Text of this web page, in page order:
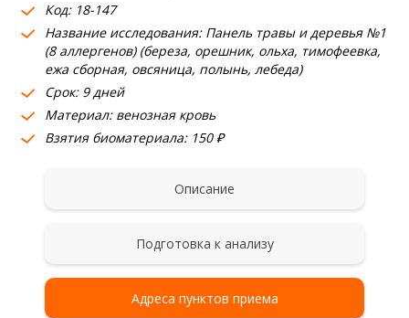
Где сдать
Партнерам
Код: 18-147
Название исследования: Панель травы и деревья №1
(8 аллергенов) (береза, орешник, ольха, тимофеевка,
ежа сборная, овсяница, полынь, лебеда)
Срок: 9 дней
Материал: венозная кровь
Взятия биоматериала: 150 ₽
Описание
Подготовка к анализу
Адреса пунктов приема